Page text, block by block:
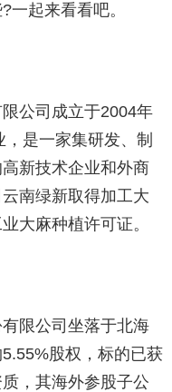
一起来看看吧。
公司成立于2004年
是一家集研发、制
新技术企业和外商
南绿新取得加工大
大麻种植许可证。
限公司坐落于北海
股权，标的已获
，其海外参股子公